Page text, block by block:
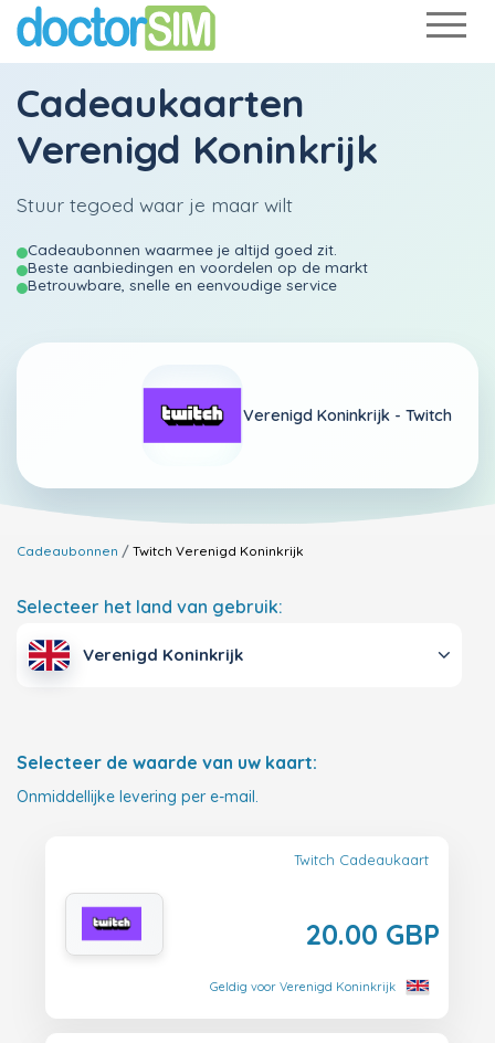
Cadeaukaarten
Verenigd Koninkrijk
Stuur tegoed waar je maar wilt
Cadeaubonnen waarmee je altijd goed zit.
Beste aanbiedingen en voordelen op de markt
Betrouwbare, snelle en eenvoudige service
Verenigd Koninkrijk - Twitch
Cadeaubonnen Twitch Verenigd Koninkrijk
Selecteer het land van gebruik:
Verenigd Koninkrijk
Selecteer de waarde van uw kaart:
Onmiddellijke levering per e-mail.
Twitch Cadeaukaart
20.00 GBP
Geldig voor Verenigd Koninkrijk